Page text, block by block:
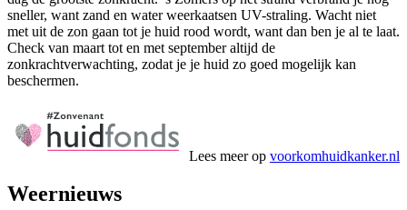
sneller, want zand en water weerkaatsen UV-straling. Wacht niet
met uit de zon gaan tot je huid rood wordt, want dan ben je al te laat.
Check van maart tot en met september altijd de
zonkrachtverwachting, zodat je je huid zo goed mogelijk kan
beschermen.
Lees meer op voorkomhuidkanker.nl
Weernieuws